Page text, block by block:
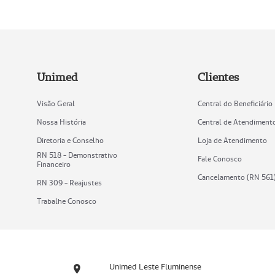
Unimed
Visão Geral
Nossa História
Diretoria e Conselho
RN 518 - Demonstrativo
Financeiro
RN 309 - Reajustes
Trabalhe Conosco
Clientes
Central do Beneficiário
Central de
Loja de Atendimento
Fale Conosco
Cancelamento (RN
Unimed Leste Fluminense